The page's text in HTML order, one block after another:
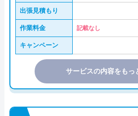
出張見積もり
作業料金 記載なし
キャンペーン
サービスの内容をもっ